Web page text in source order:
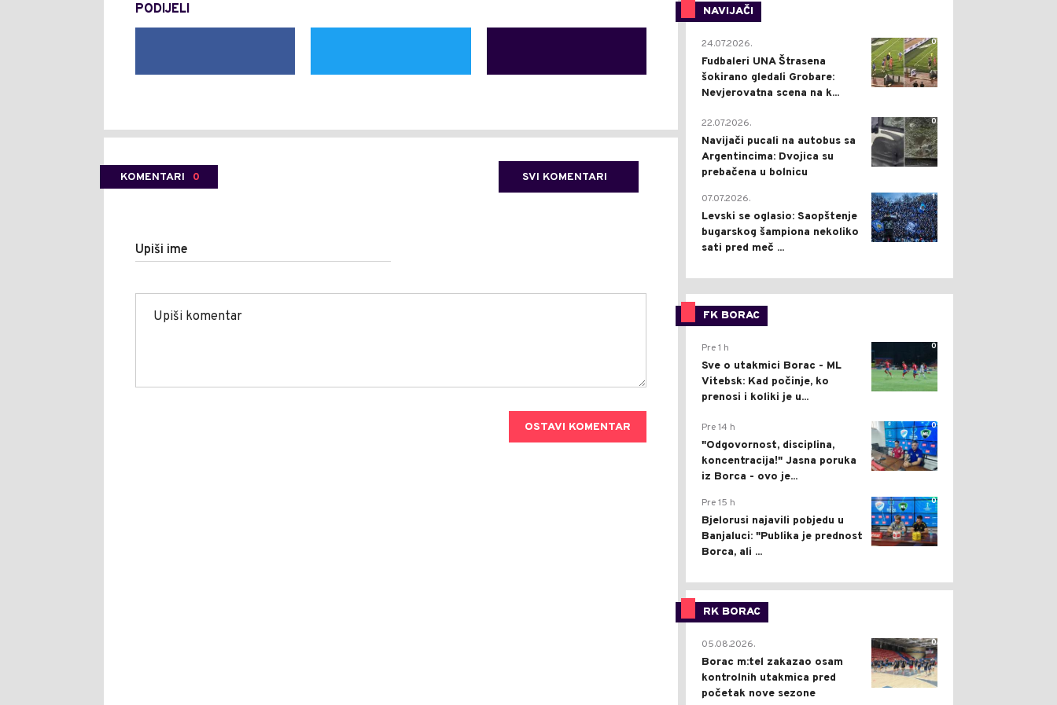
PODIJELI
KOMENTARI 0 SVI KOMENTARI
Upiši ime
OSTAVI KOMENTAR
NAVIJAČI
0
24.07.2026.
Fudbaleri UNA Štrasena
šokirano gledali Grobare:
Nevjerovatna scena na k...
0
22.07.2026.
Navijači pucali na autobus sa
Argentincima: Dvojica su
prebačena u bolnicu
1
07.07.2026.
Levski se oglasio: Saopštenje
bugarskog šampiona nekoliko
sati pred meč ...
FK BORAC
0
Pre 1 h
Sve o utakmici Borac - ML
Vitebsk: Kad počinje, ko
prenosi i koliki je u...
0
Pre 14 h
"Odgovornost, disciplina,
koncentracija!" Jasna poruka
iz Borca - ovo je...
0
Pre 15 h
Bjelorusi najavili pobjedu u
Banjaluci: "Publika je prednost
Borca, ali ...
RK BORAC
0
05.08.2026.
Borac m:tel zakazao osam
kontrolnih utakmica pred
početak nove sezone